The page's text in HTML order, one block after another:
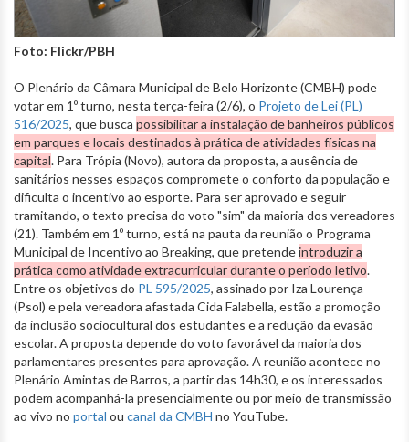
Foto: Flickr/PBH
O Plenário da Câmara Municipal de Belo Horizonte (CMBH) pode
votar em 1º turno, nesta terça-feira (2/6), o Projeto de Lei (PL)
516/2025, que busca possibilitar a instalação de banheiros públicos
em parques e locais destinados à prática de atividades físicas na
capital. Para Trópia (Novo), autora da proposta, a ausência de
sanitários nesses espaços compromete o conforto da população e
dificulta o incentivo ao esporte. Para ser aprovado e seguir
tramitando, o texto precisa do voto "sim" da maioria dos vereadores
(21). Também em 1º turno, está na pauta da reunião o Programa
Municipal de Incentivo ao Breaking, que pretendeintroduzir a
prática como atividade extracurricular durante o período letivo.
Entre os objetivos do PL 595/2025, assinado por Iza Lourença
(Psol) e pela vereadora afastada Cida Falabella, estão a promoção
da inclusão sociocultural dos estudantes e a redução da evasão
escolar. A proposta depende do voto favorável da maioria dos
parlamentares presentes para aprovação. A reunião acontece no
Plenário Amintas de Barros, a partir das 14h30, e os interessados
podem acompanhá-la presencialmente ou por meio de transmissão
ao vivo no portal ou canal da CMBH no YouTube.